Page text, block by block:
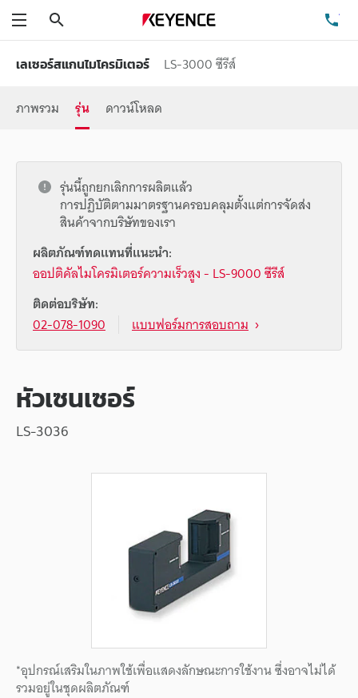
เลเซอร์สแกนไมโครมิเตอร์
LS-3000 ซีรีส์
ภาพรวม
รุ่น ดาวน์โหลด
รุ่นนี้ถูกยกเลิกการผลิตแล้ว
การปฏิบัติตามมาตรฐานครอบคลุมตั้งแต่การจัดส่ง
สินค้าจากบริษัทของเรา
ผลิตภัณฑ์ทดแทนที่แนะนำ:
ออปติคัลไมโครมิเตอร์ความเร็วสูง - LS-9000 ซีรีส์
ติดต่อบริษัท:
02-078-1090
แบบฟอร์มการสอบถาม
หัวเซนเซอร์
LS-3036
*อุปกรณ์เสริมในภาพใช้เพื่อแสดงลักษณะการใช้งาน ซึ่งอาจไม่ได้
รวมอยู่ในชุดผลิตภัณฑ์